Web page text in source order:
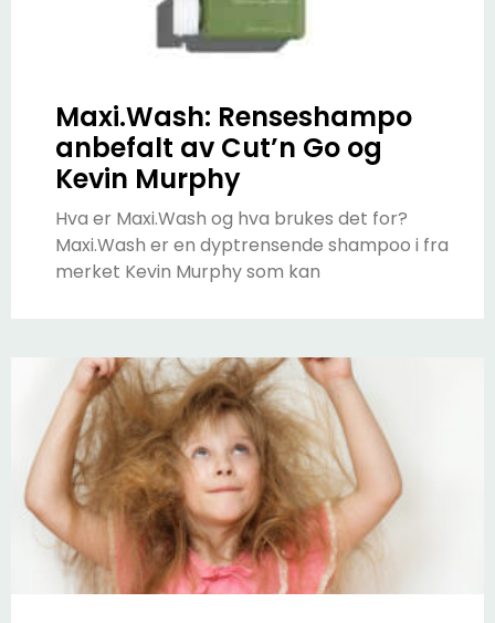
Maxi.Wash: Renseshampo
anbefalt av Cut’n Go og
Kevin Murphy
Hva er Maxi.Wash og hva brukes det for?
Maxi.Wash er en dyptrensende shampoo i fra
merket Kevin Murphy som kan